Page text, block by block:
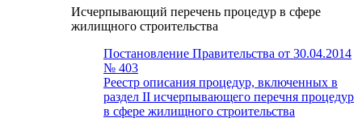
Исчерпывающий перечень процедур в сфере
жилищного строительства
Постановление Правительства от 30.04.2014
№ 403
Реестр описания процедур, включенных в
раздел II исчерпывающего перечня процедур
в сфере жилищного строительства